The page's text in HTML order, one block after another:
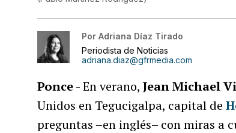
Por Adriana Díaz Tirado
Periodista de Noticias
adriana.diaz@gfrmedia.com
Ponce- En verano,Jean Michael
Unidos en Tegucigalpa, capital de
preguntas –en inglés– con miras a